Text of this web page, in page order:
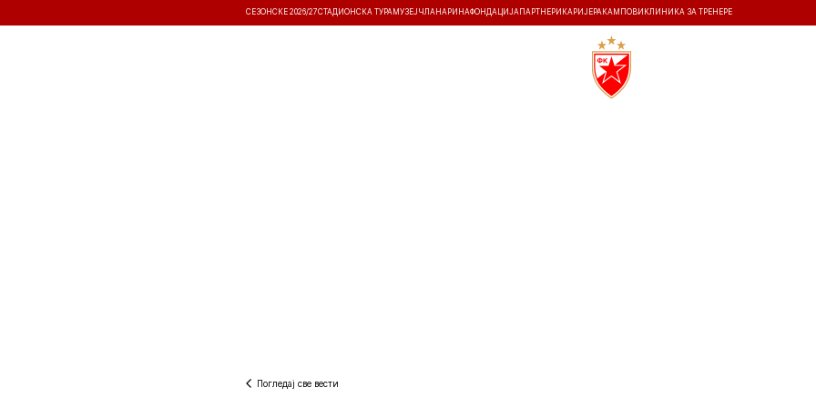
СЕЗОНСКЕ 2026/27СТАДИОНСКА ТУРА МУЗЕЈ ЧЛАНАРИНАФОНДАЦИЈА ПАРТНЕРИ КАРИЈЕРА КАМПОВИ КЛИНИКА ЗА ТРЕНЕРЕ
Погледај све вести